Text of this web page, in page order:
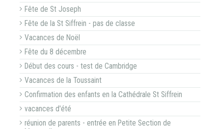
Fête de St Joseph
Fête de la St Siffrein - pas de classe
Vacances de Noël
Fête du 8 décembre
Début des cours - test de Cambridge
Vacances de la Toussaint
Confirmation des enfants en la Cathédrale St Siffrein
vacances d'été
réunion de parents - entrée en Petite Section de